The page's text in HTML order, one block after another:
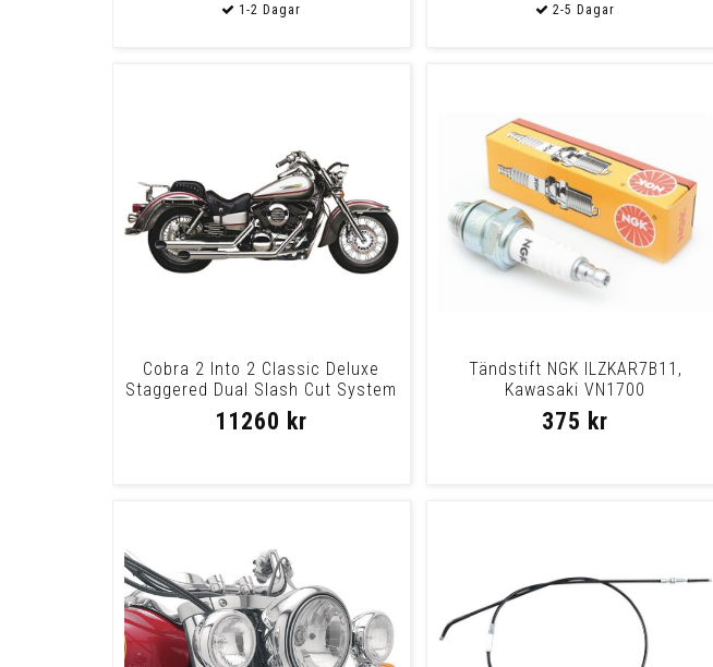
Cobra 2 Into 2 Classic Deluxe
Staggered Dual Slash Cut System
Chrome D
11260 kr
Tändstift NGK ILZKAR7B11,
Kawasaki VN1700
Classic/Tourer/Voyager
375 kr